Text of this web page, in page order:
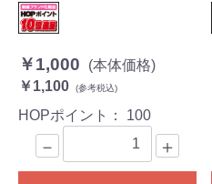
￥1,000
(本体価格)
￥1,100
(参考税込)
HOPポイント： 100
－ ＋